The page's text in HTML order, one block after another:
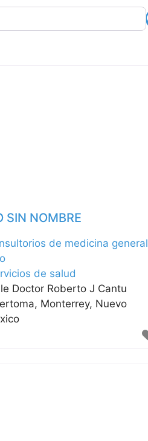
SIN NOMBRE
de medicina general
de salud
Doctor Roberto J Cantu
Monterrey Nuevo